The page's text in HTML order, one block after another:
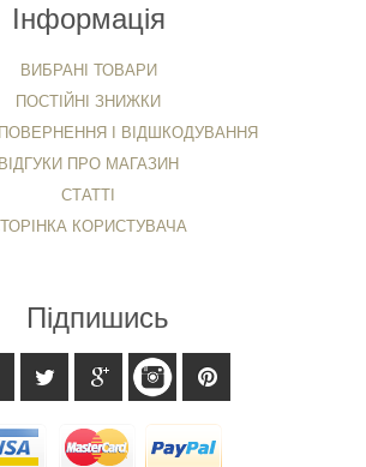
Інформація
ВИБРАНІ ТОВАРИ
ПОСТІЙНІ ЗНИЖКИ
І ВІДШКОДУВАННЯ
ВІДГУКИ ПРО МАГАЗИН
СТАТТІ
КОРИСТУВАЧА
Підпишись